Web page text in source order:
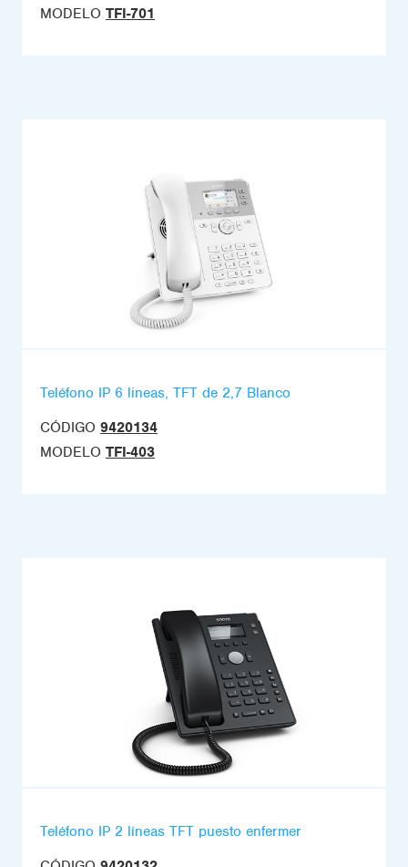
MODELO TFI-701
Teléfono IP 6 lineas, TFT de 2,7 Blanco
CÓDIGO 9420134
MODELO TFI-403
Teléfono IP 2 líneas TFT puesto enfermer